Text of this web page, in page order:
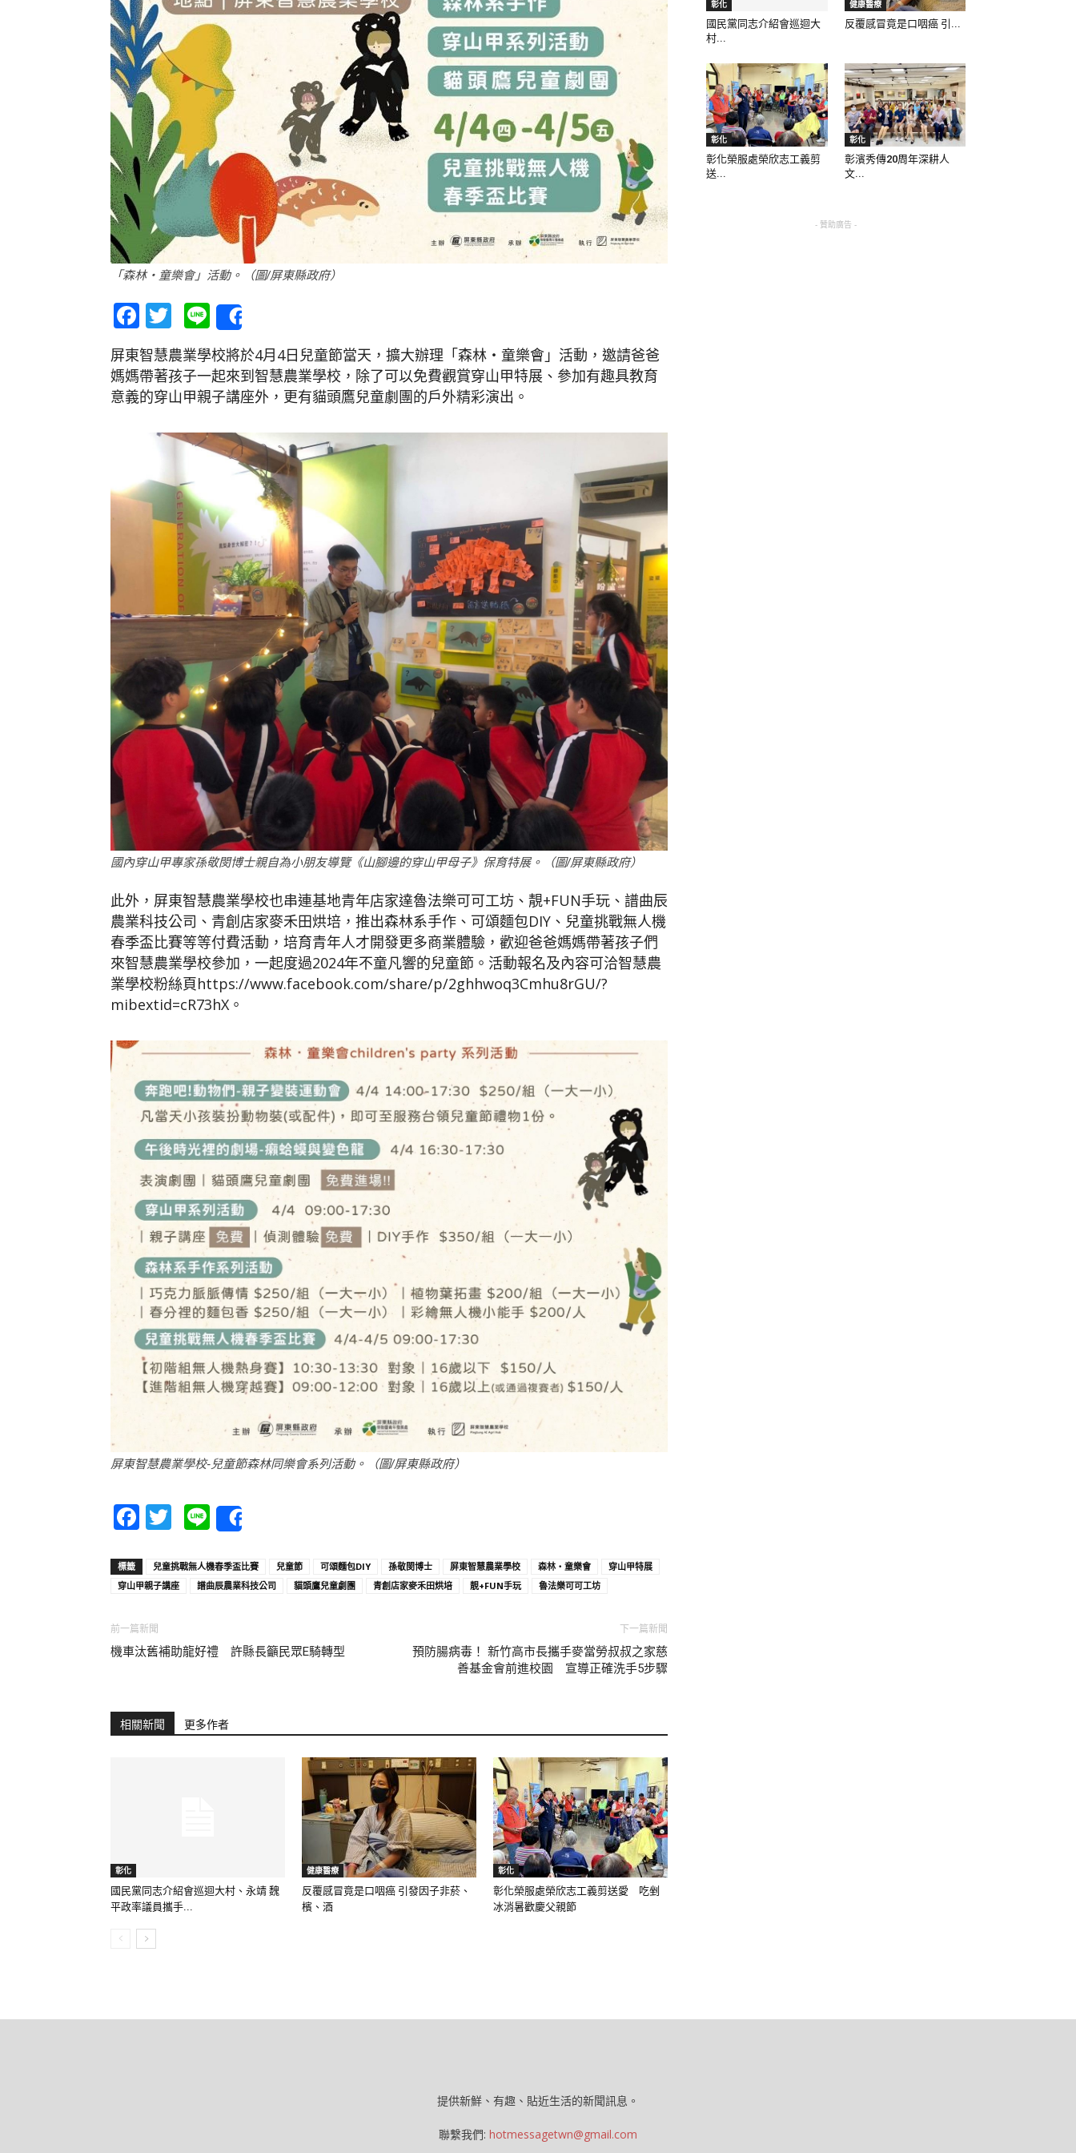
聞
網
「森林‧童樂會」活動。（圖/屏東縣政府）
Facebook
Twitter
Line
屏東智慧農業學校將於4月4日兒童節當天，擴大辦理「森林‧童樂會」活動，邀請爸爸
媽媽帶著孩子一起來到智慧農業學校，除了可以免費觀賞穿山甲特展、參加有趣具教育
意義的穿山甲親子講座外，更有貓頭鷹兒童劇團的戶外精彩演出。
國內穿山甲專家孫敬閔博士親自為小朋友導覽《山腳邊的穿山甲母子》保育特展。（圖/屏東縣政府）
此外，屏東智慧農業學校也串連基地青年店家達魯法樂可可工坊、靚+FUN手玩、譜曲辰
農業科技公司、青創店家麥禾田烘培，推出森林系手作、可頌麵包DIY、兒童挑戰無人機
春季盃比賽等等付費活動，培育青年人才開發更多商業體驗，歡迎爸爸媽媽帶著孩子們
來智慧農業學校參加，一起度過2024年不童凡響的兒童節。活動報名及內容可洽智慧農
業學校粉絲頁https://www.facebook.com/share/p/2ghhwoq3Cmhu8rGU/?
mibextid=cR73hX。
屏東智慧農業學校-兒童節森林同樂會系列活動。（圖/屏東縣政府）
Facebook
Twitter
Line
標籤 兒童挑戰無人機春季盃比賽 兒童節 可頌麵包DIY 孫敬閔博士 屏東智慧農業學校 森林‧童樂會
穿山甲特展
穿山甲親子講座
譜曲辰農業科技公司 貓頭鷹兒童劇團 青創店家麥禾田烘培 靚+FUN手玩 魯法樂可可工坊
前一篇新聞
機車汰舊補助龍好禮 許縣長籲民眾E騎轉型
下一篇新聞
預防腸病毒！ 新竹高市長攜手麥當勞叔叔之家慈
善基金會前進校園 宣導正確洗手5步驟
相關新聞 更多作者
彰化
國民黨同志介紹會巡迴大村、永靖 魏
平政率議員攜手...
健康醫療
反覆感冒竟是口咽癌 引發因子非菸、
檳、酒
彰化
彰化榮服處榮欣志工義剪送愛 吃剉
冰消暑歡慶父親節
彰化
國民黨同志介紹會巡迴大
村...
健康醫療
反覆感冒竟是口咽癌 引...
彰化
彰化榮服處榮欣志工義剪
送...
彰化
彰濱秀傳20周年深耕人
文...
- 贊助廣告 -
提供新鮮、有趣、貼近生活的新聞訊息。
聯繫我們: hotmessagetwn@gmail.com